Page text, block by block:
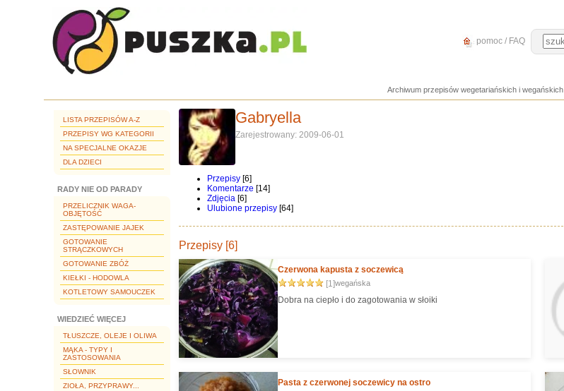
pomoc / FAQ
Archiwum przepisów wegetariańskich i wegańskich
LISTA PRZEPISÓW A-Z
PRZEPISY WG KATEGORII
NA SPECJALNE OKAZJE
DLA DZIECI
RADY NIE OD PARADY
PRZELICZNIK WAGA-
OBJĘTOŚĆ
ZASTĘPOWANIE JAJEK
GOTOWANIE
STRĄCZKOWYCH
GOTOWANIE ZBÓŻ
KIEŁKI - HODOWLA
KOTLETOWY SAMOUCZEK
WIEDZIEĆ WIĘCEJ
TŁUSZCZE, OLEJE I OLIWA
MĄKA - TYPY I
ZASTOSOWANIA
SŁOWNIK
ZIOŁA, PRZYPRAWY...
Gabryella
Zarejestrowany: 2009-06-01
Przepisy [6]
Komentarze [14]
Zdjęcia [6]
Ulubione przepisy [64]
Przepisy [6]
Czerwona kapusta z soczewicą
[1]wegańska
Dobra na ciepło i do zagotowania w słoiki
Pasta z czerwonej soczewicy na ostro